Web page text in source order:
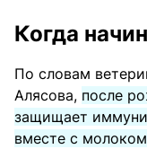
Когда
По словам
Алясова, после
защищает
вместе с